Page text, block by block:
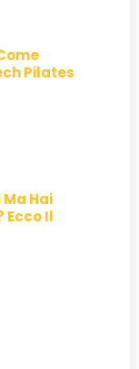
Pilates
Hai
Ecco Il